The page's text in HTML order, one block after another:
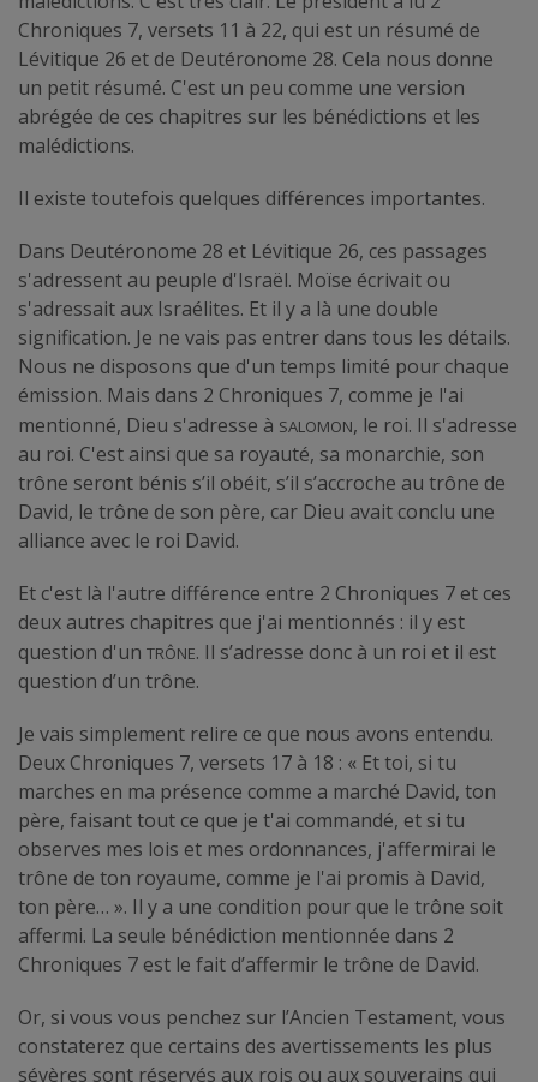
Chroniques 7, versets 11 à 22, qui est un résumé de
Lévitique 26 et de Deutéronome 28. Cela nous donne
un petit résumé. C'est un peu comme une version
abrégée de ces chapitres sur les bénédictions et les
malédictions.
Il existe toutefois quelques différences importantes.
Dans Deutéronome 28 et Lévitique 26, ces passages
s'adressent au peuple d'Israël. Moïse écrivait ou
s'adressait aux Israélites. Et il y a là une double
signification. Je ne vais pas entrer dans tous les détails.
Nous ne disposons que d'un temps limité pour chaque
émission. Mais dans 2 Chroniques 7, comme je l'ai
mentionné, Dieu s'adresse à Salomon, le roi. Il s'adresse
au roi. C'est ainsi que sa royauté, sa monarchie, son
trône seront bénis s’il obéit, s’il s’accroche au trône de
David, le trône de son père, car Dieu avait conclu une
alliance avec le roi David.
Et c'est là l'autre différence entre 2 Chroniques 7 et ces
deux autres chapitres que j'ai mentionnés : il y est
question d'un trône. Il s’adresse donc à un roi et il est
question d’un trône.
Je vais simplement relire ce que nous avons entendu.
Deux Chroniques 7, versets 17 à 18 : « Et toi, si tu
marches en ma présence comme a marché David, ton
père, faisant tout ce que je t'ai commandé, et si tu
observes mes lois et mes ordonnances, j'affermirai le
trône de ton royaume, comme je l'ai promis à David,
ton père… ». Il y a une condition pour que le trône soit
affermi. La seule bénédiction mentionnée dans 2
Chroniques 7 est le fait d’affermir le trône de David.
Or, si vous vous penchez sur l’Ancien Testament, vous
constaterez que certains des avertissements les plus
sévères sont réservés aux rois ou aux souverains qui